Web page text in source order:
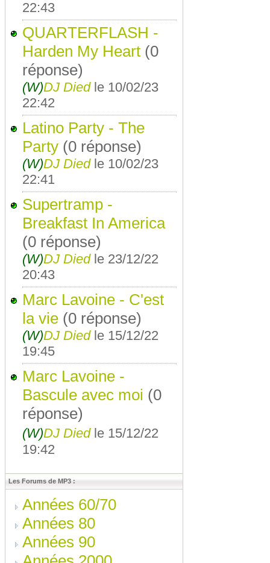
22:43
QUARTERFLASH -
Harden My Heart (0
réponse)
(W)DJ Died le 10/02/23
22:42
Latino Party - The
Party (0 réponse)
(W)DJ Died le 10/02/23
22:41
Supertramp -
Breakfast In America
(0 réponse)
(W)DJ Died le 23/12/22
20:43
Marc Lavoine - C'est
la vie (0 réponse)
(W)DJ Died le 15/12/22
19:45
Marc Lavoine -
Bascule avec moi (0
réponse)
(W)DJ Died le 15/12/22
19:42
Les Forums de MP3 :
Années 60/70
Années 80
Années 90